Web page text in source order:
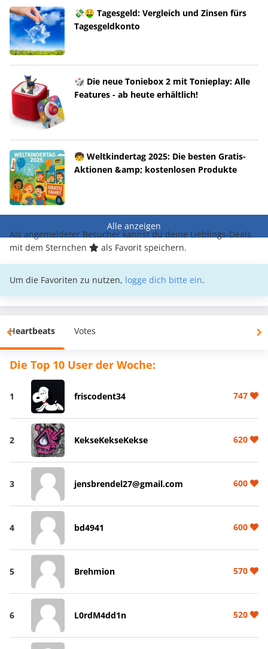
💸🤑 Tagesgeld: Vergleich und Zinsen fürs
Tagesgeldkonto
🎲 Die neue Toniebox 2 mit Tonieplay: Alle
Features - ab heute erhältlich!
🧒 Weltkindertag 2025: Die besten Gratis-
Aktionen &amp; kostenlosen Produkte
Alle anzeigen
Als angemeldeter Besucher kannst du deine Lieblings-Deals
mit dem Sternchen
als Favorit speichern.
Um die Favoriten zu nutzen, logge dich bitte ein.
Heartbeats Votes
Die Top 10 User der Woche:
1 friscodent34 747
2 KekseKekseKekse 620
3 jensbrendel27@gmail.com 600
4 bd4941 600
5 Brehmion 570
6 L0rdM4dd1n 520